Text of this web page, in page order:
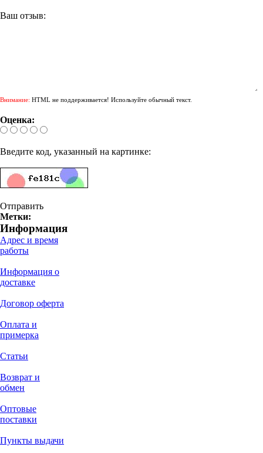
Ваш отзыв:
Внимание: HTML не поддерживается! Используйте обычный текст.
Оценка:
Введите код, указанный на картинке:
Отправить
Метки:
Информация
Адрес и время
работы
Информация о
доставке
Договор оферта
Оплата и
примерка
Статьи
Возврат и
обмен
Оптовые
поставки
Пункты выдачи